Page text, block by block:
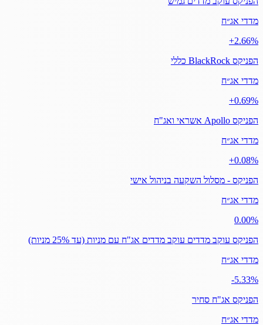
מדדי אג״ח
‎+2.66%
הפניקס BlackRock כללי
מדדי אג״ח
‎+0.69%
הפניקס Apollo אשראי ואג"ח
מדדי אג״ח
‎+0.08%
הפניקס - מסלול השקעה בניהול אישי
מדדי אג״ח
‎0.00%
הפניקס עוקב מדדים עוקב מדדים אג"ח עם מניות (עד 25% מניות)
מדדי אג״ח
‎-5.33%
הפניקס אג"ח סחיר
מדדי אג״ח